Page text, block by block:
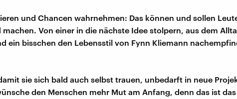
und Chancen wahrnehmen: Das können und sollen
machen. Von einer in die nächste Idee stolpern, aus dem
ein bisschen den Lebensstil von Fynn Kliemann
sie sich bald auch selbst trauen, unbedarft in neue
den Menschen mehr Mut am Anfang, denn das ist das